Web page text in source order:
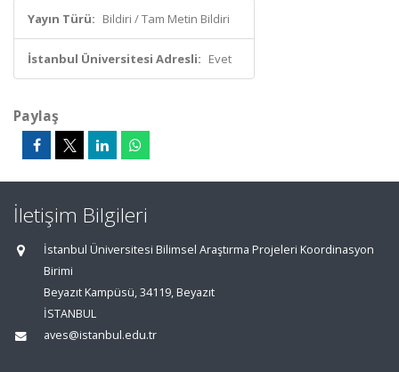
Yayın Türü: Bildiri / Tam Metin Bildiri
İstanbul Üniversitesi Adresli: Evet
Paylaş
İletişim Bilgileri
İstanbul Üniversitesi Bilimsel Araştırma Projeleri Koordinasyon
Birimi
Beyazıt Kampüsü, 34119, Beyazıt
İSTANBUL
aves@istanbul.edu.tr